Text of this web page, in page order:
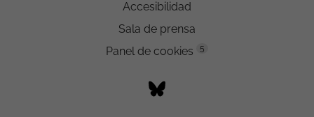
Accesibilidad
Sala de prensa
Panel de cookies
5